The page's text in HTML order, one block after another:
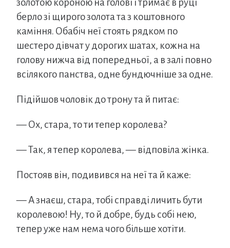
золотою короною на голові і тримає в руці
берло зі щирого золота та з коштовного
каміння. Обабіч неї стоять рядком по
шестеро дівчат у дорогих шатах, кожна на
голову нижча від попередньої, а в залі повно
всілякого панства, одне бундючніше за одне.
Підійшов чоловік до трону та й питає:
— Ох, стара, то ти тепер королева?
— Так, я тепер королева, — відповіла жінка.
Постояв він, подивився на неї та й каже:
— А знаєш, стара, тобі справді личить бути
королевою! Ну, то й добре, будь собі нею,
тепер уже нам нема чого більше хотіти.